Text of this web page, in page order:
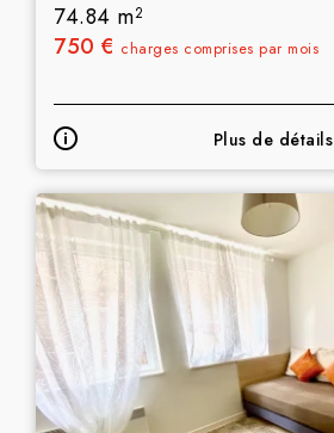
74.84 m2
750 € charges comprises par mois
Plus de détails